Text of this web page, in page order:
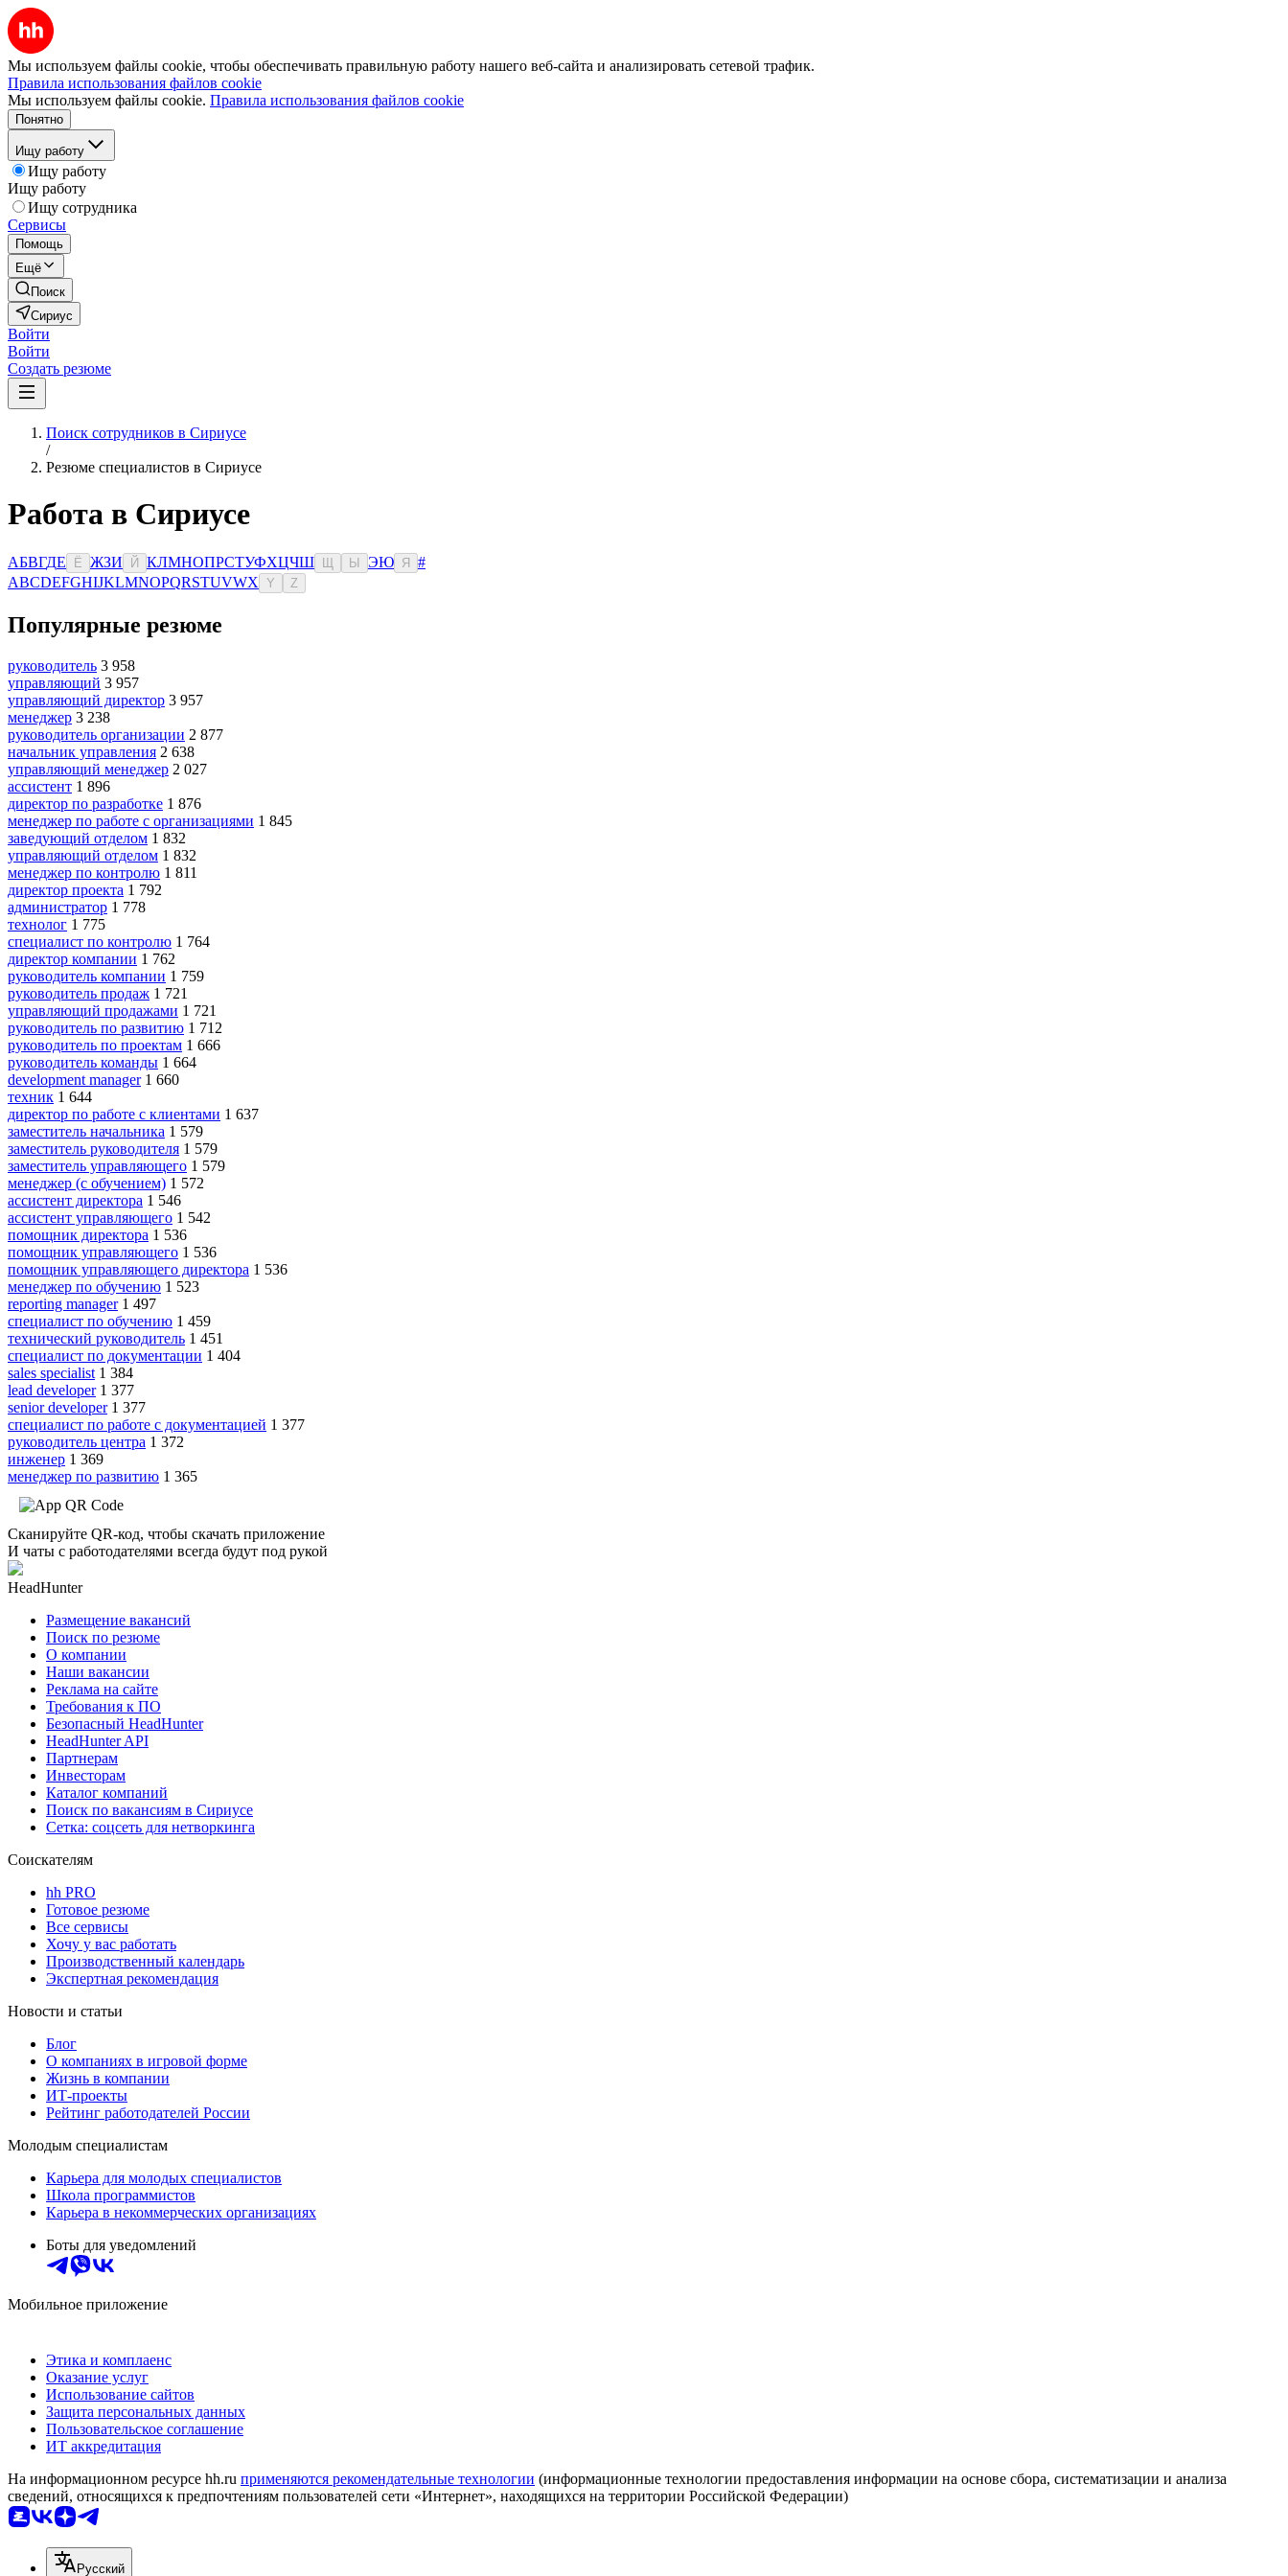
Мы используем файлы cookie, чтобы обеспечивать правильную работу нашего веб-сайта и анализировать сетевой трафик.
Правила использования файлов cookie
Мы используем файлы cookie. Правила использования файлов cookie
Понятно
Ищу работу
Ищу работу
Ищу работу
Ищу сотрудника
Сервисы
Помощь
Ещё
Поиск
Сириус
Войти
Войти
Создать резюме
Поиск сотрудников в Сириусе
/
Резюме специалистов в Сириусе
Работа в Сириусе
АБВГДЕ Ё ЖЗИ Й КЛМНОПРСТУФХЦЧШ Ы ЭЮ Я
#
ABCDEFGHIJKLMNOPQRSTUVWX Y Z
Популярные резюме
руководитель 3 958
управляющий 3 957
управляющий директор 3 957
менеджер 3 238
руководитель организации 2 877
начальник управления 2 638
управляющий менеджер 2 027
ассистент 1 896
директор по разработке 1 876
менеджер по работе с организациями 1 845
заведующий отделом 1 832
управляющий отделом 1 832
менеджер по контролю 1 811
директор проекта 1 792
администратор 1 778
технолог 1 775
специалист по контролю 1 764
директор компании 1 762
руководитель компании 1 759
руководитель продаж 1 721
управляющий продажами 1 721
руководитель по развитию 1 712
руководитель по проектам 1 666
руководитель команды 1 664
development manager 1 660
техник 1 644
директор по работе с клиентами 1 637
заместитель начальника 1 579
заместитель руководителя 1 579
заместитель управляющего 1 579
менеджер (с обучением) 1 572
ассистент директора 1 546
ассистент управляющего 1 542
помощник директора 1 536
помощник управляющего 1 536
помощник управляющего директора 1 536
менеджер по обучению 1 523
reporting manager 1 497
специалист по обучению 1 459
технический руководитель 1 451
специалист по документации 1 404
sales specialist 1 384
lead developer 1 377
senior developer 1 377
специалист по работе с документацией 1 377
руководитель центра 1 372
инженер 1 369
менеджер по развитию 1 365
Сканируйте QR-код, чтобы скачать приложение
И чаты с работодателями всегда будут под рукой
HeadHunter
Размещение вакансий
Поиск по резюме
О компании
Наши вакансии
Реклама на сайте
Требования к ПО
Безопасный HeadHunter
HeadHunter API
Партнерам
Инвесторам
Каталог компаний
Поиск по вакансиям в Сириусе
Сетка: соцсеть для нетворкинга
Соискателям
hh PRO
Готовое резюме
Все сервисы
Хочу у вас работать
Производственный календарь
Экспертная рекомендация
Новости и статьи
Блог
О компаниях в игровой форме
Жизнь в компании
ИТ-проекты
Рейтинг работодателей России
Молодым специалистам
Карьера для молодых специалистов
Школа программистов
Карьера в некоммерческих организациях
Боты для уведомлений
Мобильное приложение
Этика и комплаенс
Оказание услуг
Использование сайтов
Защита персональных данных
Пользовательское соглашение
ИТ аккредитация
На информационном ресурсе hh.ru применяются рекомендательные технологии (информационные технологии предоставления информации на основе сбора, систематизации и анализа
сведений, относящихся к предпочтениям пользователей сети «Интернет», находящихся на территории Российской Федерации)
Русский